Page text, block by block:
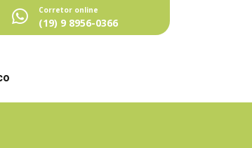
Corretor online
(19) 9 8956-0366